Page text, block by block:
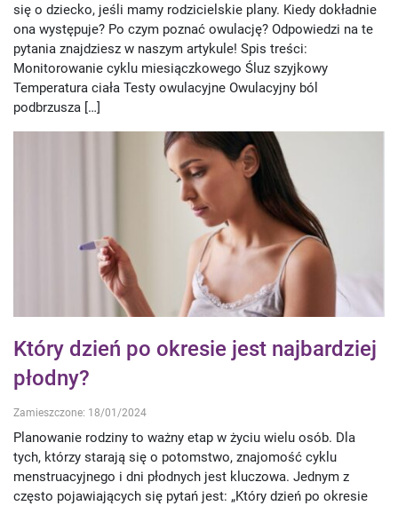
się o dziecko, jeśli mamy rodzicielskie plany. Kiedy dokładnie
ona występuje? Po czym poznać owulację? Odpowiedzi na te
pytania znajdziesz w naszym artykule! Spis treści:
Monitorowanie cyklu miesiączkowego Śluz szyjkowy
Temperatura ciała Testy owulacyjne Owulacyjny ból
podbrzusza […]
Który dzień po okresie jest najbardziej
płodny?
Zamieszczone: 18/01/2024
Planowanie rodziny to ważny etap w życiu wielu osób. Dla
tych, którzy starają się o potomstwo, znajomość cyklu
menstruacyjnego i dni płodnych jest kluczowa. Jednym z
często pojawiających się pytań jest: „Który dzień po okresie